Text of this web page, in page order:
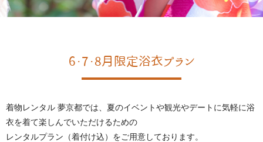
6・7・8月限定浴衣プラン
着物レンタル 夢京都では、夏のイベントや観光やデートに気軽に浴
衣を着て楽しんでいただけるための
レンタルプラン（着付け込）をご用意しております。